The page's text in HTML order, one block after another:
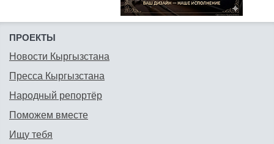
ПРОЕКТЫ
Новости Кыргызстана
Пресса Кыргызстана
Народный репортёр
Поможем вместе
Ищу тебя